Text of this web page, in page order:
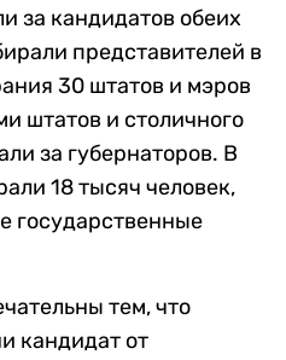
за кандидатов обеих
представителей в
30 штатов и мэров
штатов и столичного
за губернаторов. В
18 тысяч человек,
государственные
тем, что
кандидат от